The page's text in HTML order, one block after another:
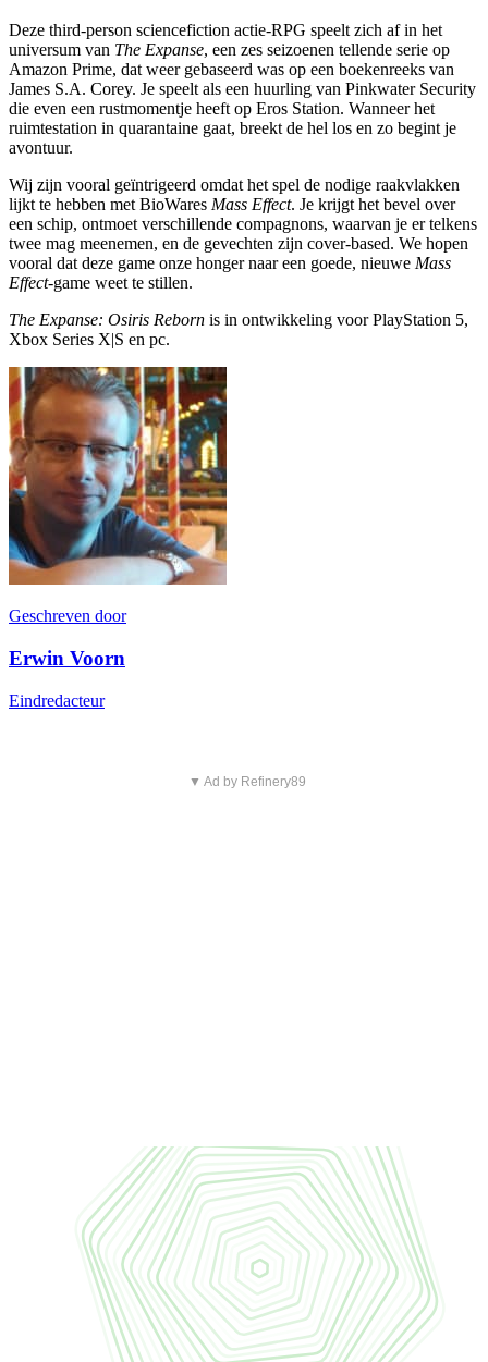
Deze third-person sciencefiction actie-RPG speelt zich af in het
universum van The Expanse, een zes seizoenen tellende serie op
Amazon Prime, dat weer gebaseerd was op een boekenreeks van
James S.A. Corey. Je speelt als een huurling van Pinkwater Security
die even een rustmomentje heeft op Eros Station. Wanneer het
ruimtestation in quarantaine gaat, breekt de hel los en zo begint je
avontuur.
Wij zijn vooral geïntrigeerd omdat het spel de nodige raakvlakken
lijkt te hebben met BioWares Mass Effect. Je krijgt het bevel over
een schip, ontmoet verschillende compagnons, waarvan je er telkens
twee mag meenemen, en de gevechten zijn cover-based. We hopen
vooral dat deze game onze honger naar een goede, nieuwe Mass
Effect-game weet te stillen.
The Expanse: Osiris Reborn is in ontwikkeling voor PlayStation 5,
Xbox Series X|S en pc.
Geschreven door
Erwin Voorn
Eindredacteur
▼ Ad by Refinery89